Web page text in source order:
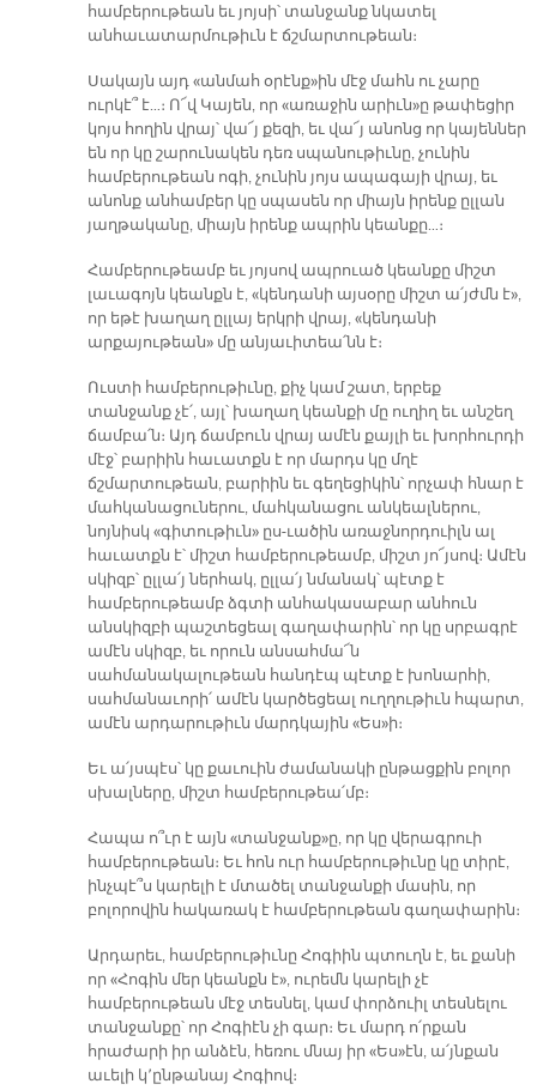
համբերութեան եւ յոյսի՝ տանջանք նկատել
անհաւատարմութիւն է ճշմարտութեան։
Սակայն այդ «անմահ օրէնք»ին մէջ մահն ու չարը
ուրկէ՞ է…։ Ո՜վ Կայեն, որ «առաջին արիւն»ը թափեցիր
կոյս հողին վրայ՝ վա՜յ քեզի, եւ վա՜յ անոնց որ կայեններ
են որ կը շարունակեն դեռ սպանութիւնը, չունին
համբերութեան ոգի, չունին յոյս ապագայի վրայ, եւ
անոնք անհամբեր կը սպասեն որ միայն իրենք ըլլան
յաղթականը, միայն իրենք ապրին կեանքը…։
Համբերութեամբ եւ յոյսով ապրուած կեանքը միշտ
լաւագոյն կեանքն է, «կենդանի այսօրը միշտ ա՛յժմն է»,
որ եթէ խաղաղ ըլլայ երկրի վրայ, «կենդանի
արքայութեան» մը անյաւիտեա՛նն է։
Ուստի համբերութիւնը, քիչ կամ շատ, երբեք
տանջանք չէ՛, այլ՝ խաղաղ կեանքի մը ուղիղ եւ անշեղ
ճամբա՛ն։ Այդ ճամբուն վրայ ամէն քայլի եւ խորհուրդի
մէջ՝ բարիին հաւատքն է որ մարդս կը մղէ
ճշմարտութեան, բարիին եւ գեղեցիկին՝ որչափ հնար է
մահկանացուներու, մահկանացու անկեալներու,
նոյնիսկ «գիտութիւն» ըս-ւածին առաջնորդուիլն ալ
հաւատքն է՝ միշտ համբերութեամբ, միշտ յո՜յսով։ Ամէն
սկիզբ՝ ըլլա՛յ ներհակ, ըլլա՛յ նմանակ՝ պէտք է
համբերութեամբ ձգտի անհակասաբար անհուն
անսկիզբի պաշտեցեալ գաղափարին՝ որ կը սրբագրէ
ամէն սկիզբ, եւ որուն անսահմա՜ն
սահմանակալութեան հանդէպ պէտք է խոնարհի,
սահմանաւորի՛ ամէն կարծեցեալ ուղղութիւն հպարտ,
ամէն արդարութիւն մարդկային «Ես»ի։
Եւ ա՛յսպէս՝ կը քաւուին ժամանակի ընթացքին բոլոր
սխալները, միշտ համբերութեա՛մբ։
Հապա ո՞ւր է այն «տանջանք»ը, որ կը վերագրուի
համբերութեան։ Եւ հոն ուր համբերութիւնը կը տիրէ,
ինչպէ՞ս կարելի է մտածել տանջանքի մասին, որ
բոլորովին հակառակ է համբերութեան գաղափարին։
Արդարեւ, համբերութիւնը Հոգիին պտուղն է, եւ քանի
որ «Հոգին մեր կեանքն է», ուրեմն կարելի չէ
համբերութեան մէջ տեսնել, կամ փորձուիլ տեսնելու
տանջանքը՝ որ Հոգիէն չի գար։ Եւ մարդ ո՛րքան
հրաժարի իր անձէն, հեռու մնայ իր «Ես»էն, ա՛յնքան
աւելի կ՚ընթանայ Հոգիով։